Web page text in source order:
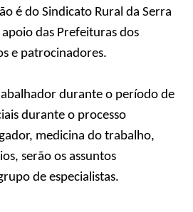
é do Sindicato Rural da Serra
apoio das Prefeituras dos
e patrocinadores.
durante o período de
durante o processo
medicina do trabalho,
serão os assuntos
de especialistas.